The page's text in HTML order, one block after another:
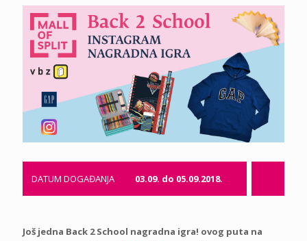
DATUM DOGAĐANJA 03.09. do 05.09.2018.
Još jedna Back 2 School nagradna igra! ovog puta na